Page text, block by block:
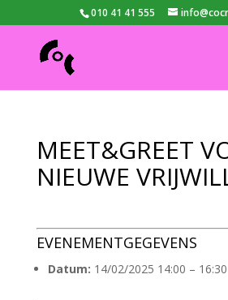
010 41 41 555
MEET&GREET
NIEUWE
EVENEMENTGEGEVENS
Datum: 14/02/2025 14:00 – 16:30